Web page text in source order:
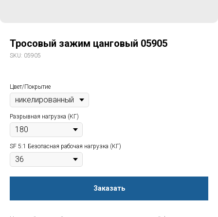
Тросовый зажим цанговый 05905
SKU: 05905
Цвет/Покрытие
Разрывная нагрузка (КГ)
SF 5:1 Безопасная рабочая нагрузка (КГ)
Заказать